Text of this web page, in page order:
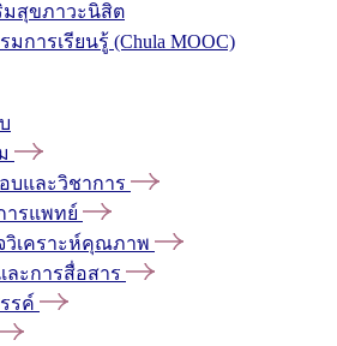
มสุขภาวะนิสิต
การเรียนรู้ (Chula MOOC)
บและวิชาการ
ารแพทย์
วิเคราะห์คุณภาพ
ละการสื่อสาร
รค์